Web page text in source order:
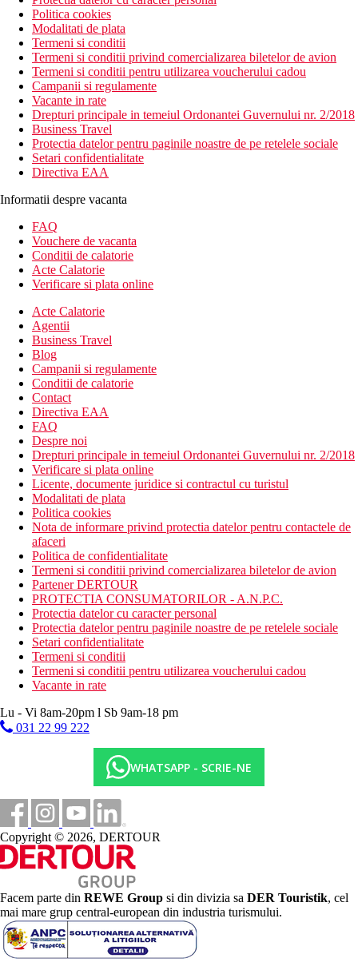
Politica cookies
Modalitati de plata
Termeni si conditii
Termeni si conditii privind comercializarea biletelor de avion
Termeni si conditii pentru utilizarea voucherului cadou
Campanii si regulamente
Vacante in rate
Drepturi principale in temeiul Ordonantei Guvernului nr. 2/2018
Business Travel
Protectia datelor pentru paginile noastre de pe retelele sociale
Setari confidentialitate
Directiva EAA
Informatii despre vacanta
FAQ
Vouchere de vacanta
Conditii de calatorie
Acte Calatorie
Verificare si plata online
Acte Calatorie
Agentii
Business Travel
Blog
Campanii si regulamente
Conditii de calatorie
Contact
Directiva EAA
FAQ
Despre noi
Drepturi principale in temeiul Ordonantei Guvernului nr. 2/2018
Verificare si plata online
Licente, documente juridice si contractul cu turistul
Modalitati de plata
Politica cookies
Nota de informare privind protectia datelor pentru contactele de
afaceri
Politica de confidentialitate
Termeni si conditii privind comercializarea biletelor de avion
Partener DERTOUR
PROTECTIA CONSUMATORILOR - A.N.P.C.
Protectia datelor cu caracter personal
Protectia datelor pentru paginile noastre de pe retelele sociale
Setari confidentialitate
Termeni si conditii
Termeni si conditii pentru utilizarea voucherului cadou
Vacante in rate
Lu - Vi 8am-20pm l Sb 9am-18 pm
031 22 99 222
WHATSAPP - SCRIE-NE
Copyright © 2026, DERTOUR
Facem parte din REWE Group si din divizia sa DER Touristik, cel
mai mare grup central-european din industria turismului.